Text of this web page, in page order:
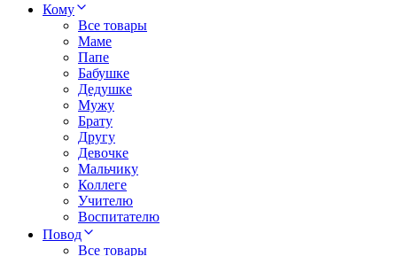
Кому
Все товары
Маме
Папе
Бабушке
Дедушке
Мужу
Брату
Другу
Девочке
Мальчику
Коллеге
Учителю
Воспитателю
Повод
Все товары